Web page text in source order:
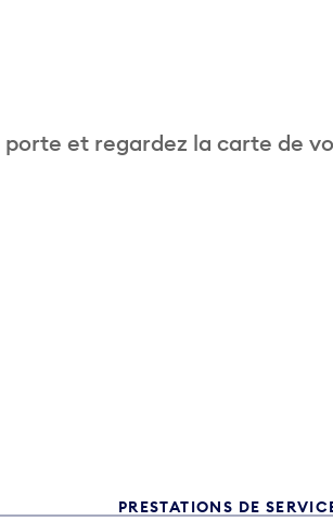
et regardez la carte de
PRESTATIONS DE